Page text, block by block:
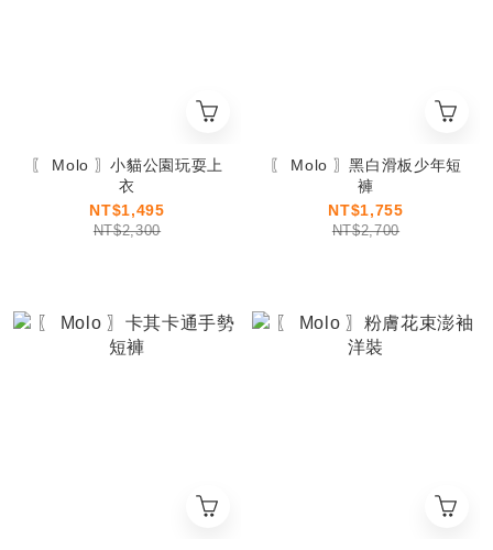
〖 Molo 〗小貓公園玩耍上
衣
NT$1,495
NT$2,300
〖 Molo 〗黑白滑板少年短
褲
NT$1,755
NT$2,700